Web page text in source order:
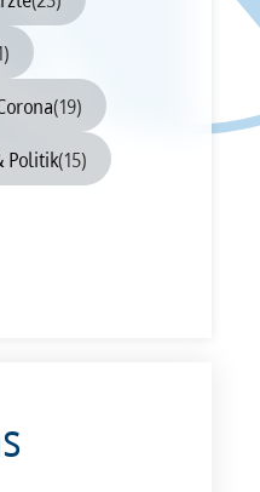
(19)
Politik(15)